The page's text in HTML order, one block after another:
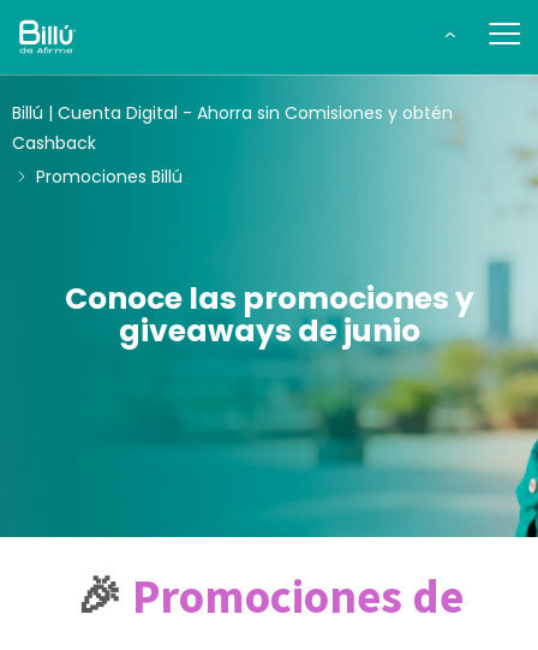
Billú | Cuenta Digital - Ahorra sin Comisiones y obtén
Cashback
Promociones Billú
Conoce las promociones y
giveaways de junio
🎉 Promociones de